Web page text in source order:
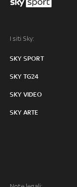
I siti Sky:
SKY SPORT
SKY TG24
SKY VIDEO
SKY ARTE